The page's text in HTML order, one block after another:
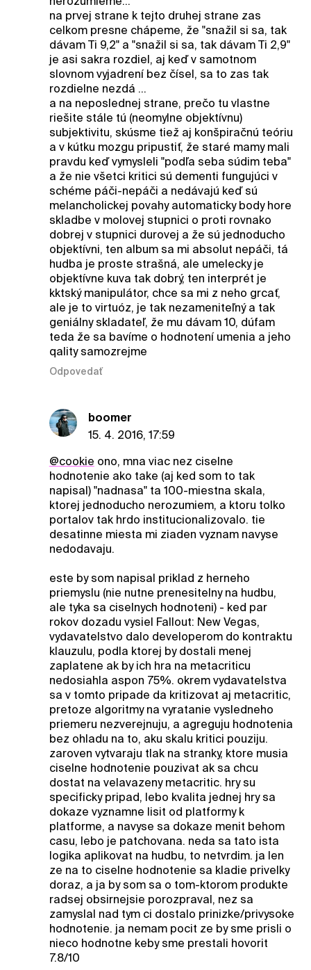
na prvej strane k tejto druhej strane zas
celkom presne chápeme, že "snažil si sa, tak
dávam Ti 9,2" a "snažil si sa, tak dávam Ti 2,9"
je asi sakra rozdiel, aj keď v samotnom
slovnom vyjadrení bez čísel, sa to zas tak
rozdielne nezdá ...
a na neposlednej strane, prečo tu vlastne
riešite stále tú (neomylne objektívnu)
subjektivitu, skúsme tiež aj konšpiračnú teóriu
a v kútku mozgu pripustiť, že staré mamy mali
pravdu keď vymysleli "podľa seba súdim teba"
a že nie všetci kritici sú dementi fungujúci v
schéme páči-nepáči a nedávajú keď sú
melancholickej povahy automaticky body hore
skladbe v molovej stupnici o proti rovnako
dobrej v stupnici durovej a že sú jednoducho
objektívni, ten album sa mi absolut nepáči, tá
hudba je proste strašná, ale umelecky je
objektívne kuva tak dobrý, ten interprét je
kktský manipulátor, chce sa mi z neho grcať,
ale je to virtuóz, je tak nezameniteľný a tak
geniálny skladateľ, že mu dávam 10, dúfam
teda že sa bavíme o hodnotení umenia a jeho
qality samozrejme
Odpovedať
boomer
15. 4. 2016, 17:59
@cookie ono, mna viac nez ciselne
hodnotenie ako take (aj ked som to tak
napisal) "nadnasa" ta 100-miestna skala,
ktorej jednoducho nerozumiem, a ktoru tolko
portalov tak hrdo institucionalizovalo. tie
desatinne miesta mi ziaden vyznam navyse
nedodavaju.
este by som napisal priklad z herneho
priemyslu (nie nutne prenesitelny na hudbu,
ale tyka sa ciselnych hodnoteni) - ked par
rokov dozadu vysiel Fallout: New Vegas,
vydavatelstvo dalo developerom do kontraktu
klauzulu, podla ktorej by dostali menej
zaplatene ak by ich hra na metacriticu
nedosiahla aspon 75%. okrem vydavatelstva
sa v tomto pripade da kritizovat aj metacritic,
pretoze algoritmy na vyratanie vysledneho
priemeru nezverejnuju, a agreguju hodnotenia
bez ohladu na to, aku skalu kritici pouziju.
zaroven vytvaraju tlak na stranky, ktore musia
ciselne hodnotenie pouzivat ak sa chcu
dostat na velavazeny metacritic. hry su
specificky pripad, lebo kvalita jednej hry sa
dokaze vyznamne lisit od platformy k
platforme, a navyse sa dokaze menit behom
casu, lebo je patchovana. neda sa tato ista
logika aplikovat na hudbu, to netvrdim. ja len
ze na to ciselne hodnotenie sa kladie privelky
doraz, a ja by som sa o tom-ktorom produkte
radsej obsirnejsie porozpraval, nez sa
zamyslal nad tym ci dostalo prinizke/privysoke
hodnotenie. ja nemam pocit ze by sme prisli o
nieco hodnotne keby sme prestali hovorit
7.8/10